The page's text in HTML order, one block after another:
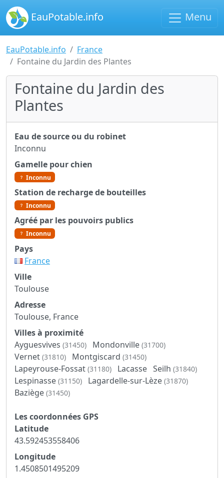
EauPotable.info Menu
EauPotable.info
France
Fontaine du Jardin des Plantes
Fontaine du Jardin des
Plantes
Eau de source ou du robinet
Inconnu
Gamelle pour chien
Inconnu
Station de recharge de bouteilles
Inconnu
Agréé par les pouvoirs publics
Inconnu
Pays
France
Ville
Toulouse
Adresse
Toulouse, France
Villes à proximité
Ayguesvives (31450) Mondonville (31700)
Vernet (31810) Montgiscard (31450)
Lapeyrouse-Fossat (31180) Lacasse Seilh (31840)
Lespinasse (31150) Lagardelle-sur-Lèze (31870)
Baziège (31450)
Les coordonnées GPS
Latitude
43.592453558406
Longitude
1.4508501495209